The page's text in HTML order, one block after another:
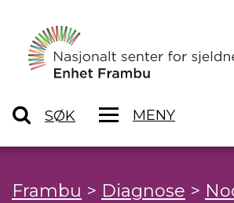
SØK MENY
Frambu > Diagnose >